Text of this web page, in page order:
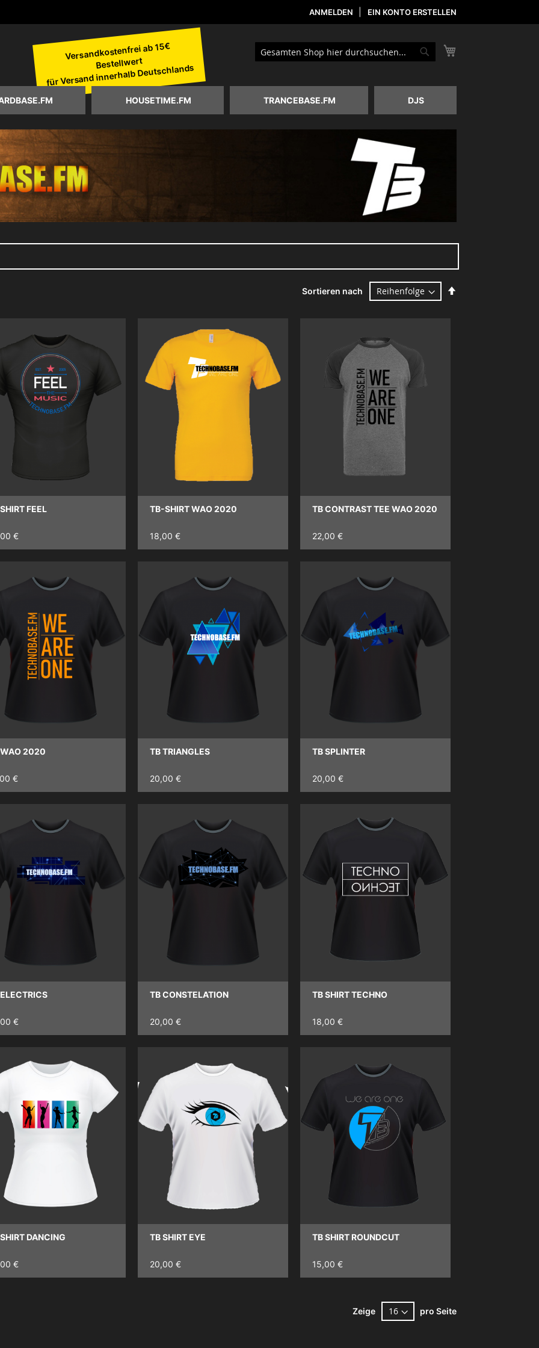
ANMELDEN EIN KONTO ERSTELLEN
Versandkostenfrei ab 15€
Bestellwert
für Versand innerhalb Deutschlands
Suche
HOUSETIME.FM TRANCEBASE.FM DJS
Sortieren nach
FEEL
€
TB-SHIRT WAO 2020
18,00 €
TB CONTRAST TEE WAO 2020
22,00 €
2020
€
TB TRIANGLES
20,00 €
TB SPLINTER
20,00 €
€
TB CONSTELATION
20,00 €
TB SHIRT TECHNO
18,00 €
DANCING
€
TB SHIRT EYE
20,00 €
TB SHIRT ROUNDCUT
15,00 €
Zeige pro Seite